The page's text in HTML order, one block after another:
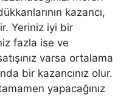
kazancı,
Yeriniz iyi bir
fazla ise ve
varsa ortalama
bir kazancınız olur.
yapacağınız